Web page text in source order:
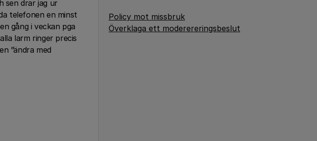
sen drar jag ur
telefonen en minst
gång i veckan pga
larm ringer precis
”ändra med
Policy mot missbruk
Överklaga ett moderereringsbeslut